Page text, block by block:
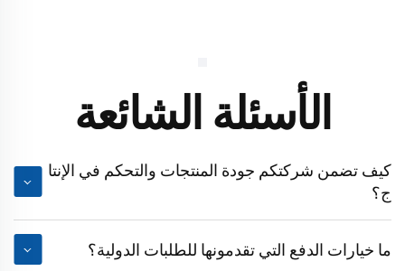
الأسئلة الشائعة
كيف تضمن شركتكم جودة المنتجات والتحكم في الإنتا
ج؟
ما خيارات الدفع التي تقدمونها للطلبات الدولية؟